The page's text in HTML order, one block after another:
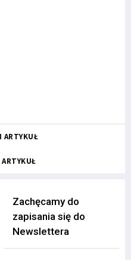
ARTYKUŁ
Zachęcamy do
zapisania się do
Newslettera